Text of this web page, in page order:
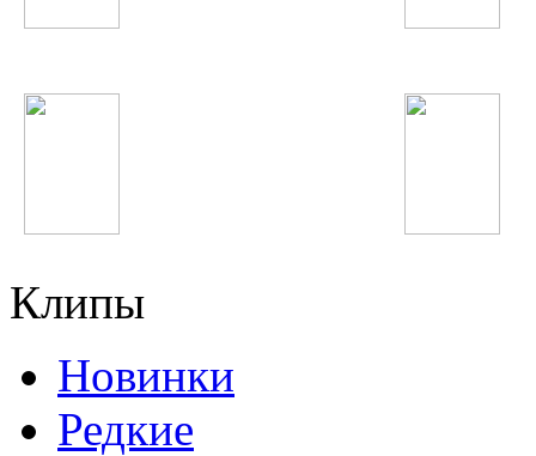
Клипы
Новинки
Редкие